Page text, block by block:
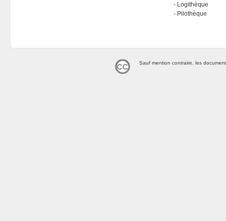
Logithèque
Pilothèque
Sauf mention contraire, les